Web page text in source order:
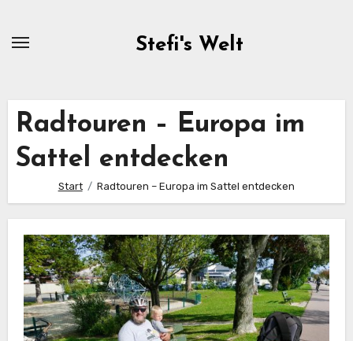
Stefi's Welt
Radtouren – Europa im
Sattel entdecken
Start Radtouren – Europa im Sattel entdecken